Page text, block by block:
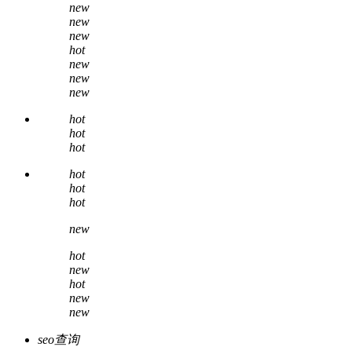
new
new
new
hot
new
new
new
hot
hot
hot
hot
hot
hot
new
hot
new
hot
new
new
seo查询